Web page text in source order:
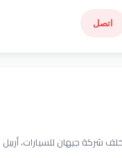
اتصل
جيهان للسيارات، أربيل ٤٤٠٠١